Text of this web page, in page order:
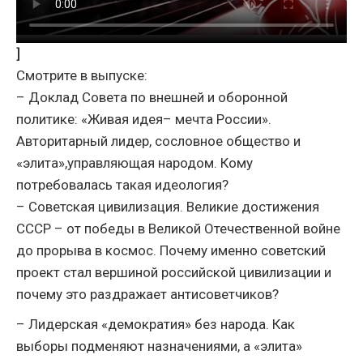
]
Смотрите в выпуске:
– Доклад Совета по внешней и оборонной
политике: «Живая идея– мечта России».
Авторитарный лидер, сословное общество и
«элита»,управляющая народом. Кому
потребовалась такая идеология?
– Советская цивилизация. Великие достижения
СССР – от победы в Великой Отечественной войне
до прорыва в космос. Почему именно советский
проект стал вершиной российской цивилизации и
почему это раздражает антисоветчиков?
– Лидерская «демократия» без народа. Как
выборы подменяют назначениями, а «элита»